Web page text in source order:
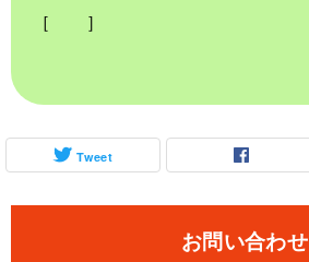
［ ］
Tweet
お問い合わせ